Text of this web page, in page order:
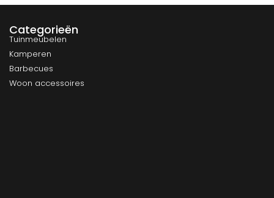
Categorieën
Tuinmeubelen
Kamperen
Barbecues
Woon accessoires